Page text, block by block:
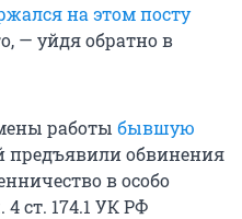
на этом посту
— уйдя обратно в
работы бывшую
предъявили обвинения
в особо
4ст. 174.1 УК РФ